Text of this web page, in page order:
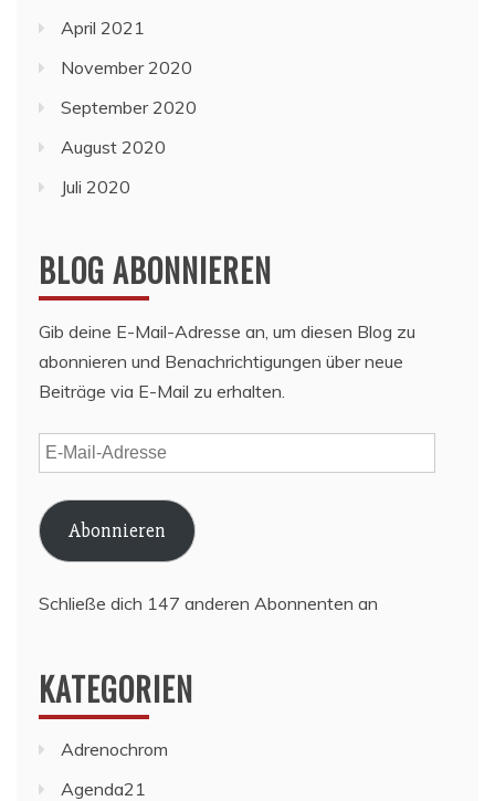
April 2021
November 2020
September 2020
August 2020
Juli 2020
BLOG ABONNIEREN
Gib deine E-Mail-Adresse an, um diesen Blog zu
abonnieren und Benachrichtigungen über neue
Beiträge via E-Mail zu erhalten.
E-
Mail-
Adresse
Abonnieren
Schließe dich 147 anderen Abonnenten an
KATEGORIEN
Adrenochrom
Agenda21